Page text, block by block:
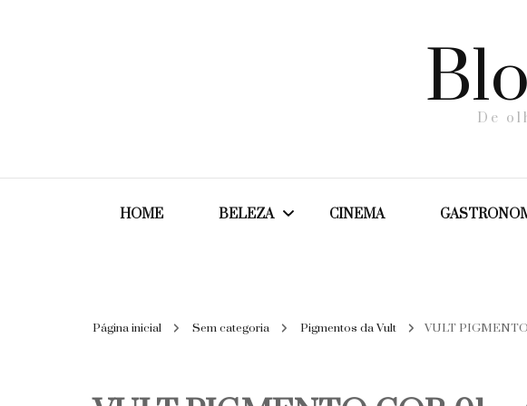
De
HOME BELEZA
Cosméticos
CINEMA
Página inicial Sem categoria Pigmentos da Vult VULT